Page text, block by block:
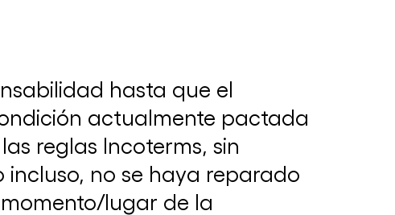
hasta que el
actualmente pactada
reglas Incoterms, sin
no se haya reparado
lugar de la